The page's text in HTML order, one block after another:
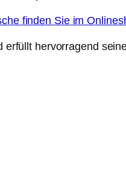
finden Sie im
hervorragend